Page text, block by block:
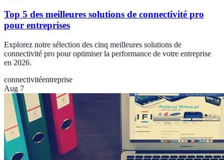
Top 5 des meilleures solutions de connectivité pro
pour entreprises
Explorez notre sélection des cinq meilleures solutions de
connectivité pro pour optimiser la performance de votre entreprise
en 2026.
connectivitéentreprise
Aug 7